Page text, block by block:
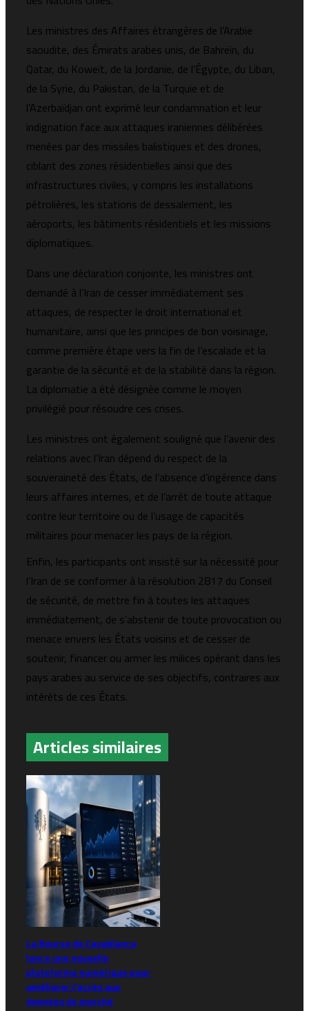
Les ministres des Affaires étrangères de l’Arabie
saoudite, des Émirats arabes unis, de Bahreïn, du
Qatar, du Koweït, de la Jordanie, de l’Égypte, du Liban,
de la Syrie, du Pakistan, de la Turquie et de
l’Azerbaïdjan ont exprimé leur condamnation et leur
indignation face aux attaques iraniennes délibérées
menées par des missiles balistiques et des drones,
ciblant des zones résidentielles ainsi que des
infrastructures civiles, y compris les installations
pétrolières, les stations de dessalement, les
aéroports, les bâtiments résidentiels et les missions
diplomatiques.
Dans une déclaration conjointe, les ministres ont
demandé à l’Iran de cesser immédiatement ses
attaques, de respecter le droit international et
humanitaire, ainsi que les principes de bon voisinage,
comme première étape vers la fin de l’escalade et la
garantie de la sécurité et de la stabilité dans la région.
La diplomatie a été désignée comme le moyen
privilégié pour résoudre ces crises.
Les ministres ont également souligné que l’avenir des
relations avec l’Iran dépend du respect de la
souveraineté des États, de l’absence d’ingérence dans
leurs affaires internes, et de l’arrêt de toute attaque
contre leur territoire ou de l’usage de capacités
militaires pour menacer les pays de la région.
Enfin, les participants ont insisté sur la nécessité pour
l’Iran de se conformer à la résolution 2817 du Conseil
de sécurité, de mettre fin à toutes les attaques
immédiatement, de s’abstenir de toute provocation ou
menace envers les États voisins et de cesser de
soutenir, financer ou armer les milices opérant dans les
pays arabes au service de ses objectifs, contraires aux
intérêts de ces États.
Articles similaires
La Bourse de Casablanca
lance une nouvelle
plateforme numérique pour
améliorer l’accès aux
données de marché